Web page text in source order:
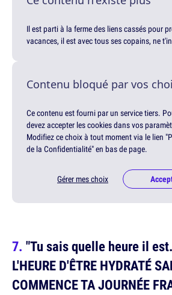
Il est parti à la ferme des liens cassés pour
vacances, il est avec tous ses copains, ne
Contenu bloqué par vos
Ce contenu est fourni par un service tiers.
devez accepter les cookies dans vos
Modifiez ce choix à tout moment via le lien
de la Confidentialité" en bas de page.
Gérer mes choix
"Tu sais quelle heure il
L'HEURE D'ÊTRE HYDRATÉ
COMMENCE TA JOURNÉE